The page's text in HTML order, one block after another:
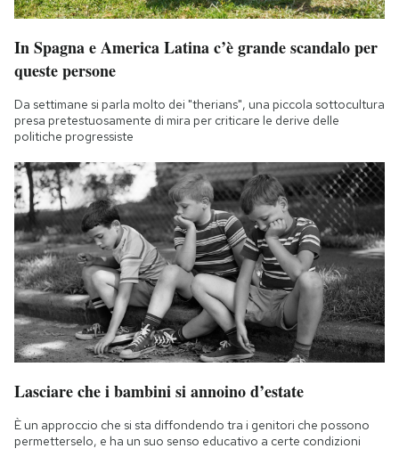
In Spagna e America Latina c’è grande scandalo per
queste persone
Da settimane si parla molto dei "therians", una piccola sottocultura
presa pretestuosamente di mira per criticare le derive delle
politiche progressiste
Lasciare che i bambini si annoino d’estate
È un approccio che si sta diffondendo tra i genitori che possono
permetterselo, e ha un suo senso educativo a certe condizioni